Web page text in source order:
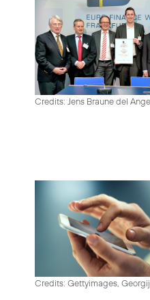
Credits: Jens Braune del
Credits: Gettyimages,